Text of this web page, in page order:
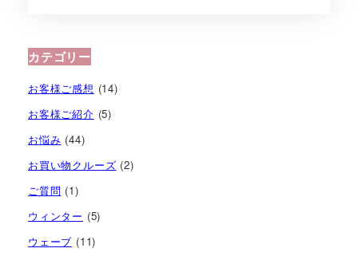
カテゴリー
お客様ご感想 (14)
お客様ご紹介 (5)
お悩み (44)
お買い物クルーズ (2)
ご質問 (1)
ウィンター (5)
ウェーブ (11)